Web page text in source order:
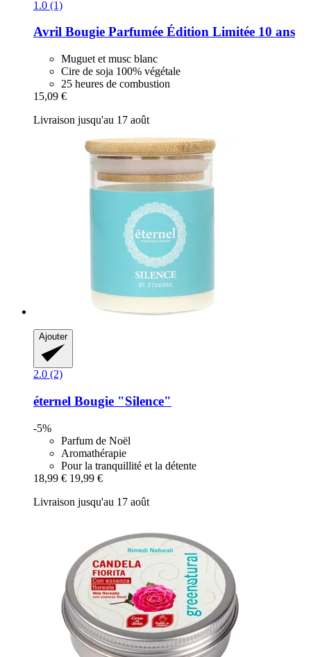
1.0 (1)
Avril Bougie Parfumée Édition Limitée 10 ans
Muguet et musc blanc
Cire de soja 100% végétale
25 heures de combustion
15,09 €
Livraison jusqu'au 17 août
Ajouter
2.0 (2)
éternel Bougie "Silence"
-5%
Parfum de Noël
Aromathérapie
Pour la tranquillité et la détente
18,99 € 19,99 €
Livraison jusqu'au 17 août